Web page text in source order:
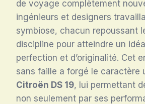
de voyage complètement
ingénieurs et designers
symbiose, chacun repoussant
discipline pour atteindre un
perfection et d’originalité. Cet
sans faille a forgé le caractère
Citroën DS 19, lui permettant
non seulement par ses